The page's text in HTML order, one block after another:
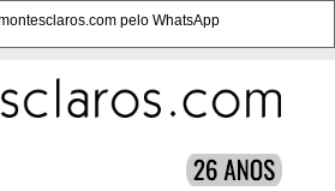
pelo WhatsApp